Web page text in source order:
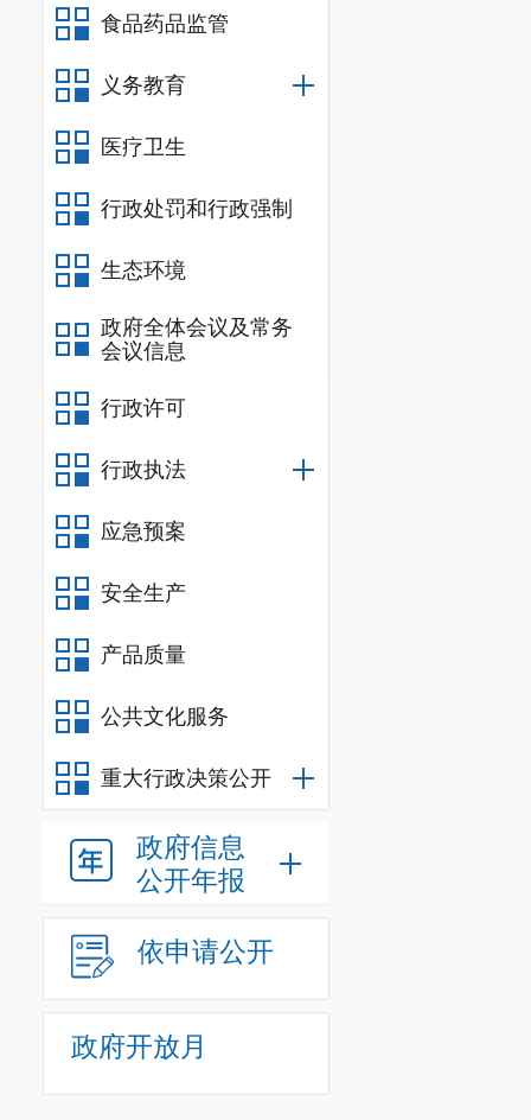
食品药品监管
义务教育
医疗卫生
行政处罚和行政强制
生态环境
政府全体会议及常务
会议信息
行政许可
行政执法
应急预案
安全生产
产品质量
公共文化服务
重大行政决策公开
政府信息
公开年报
依申请公开
政府开放月